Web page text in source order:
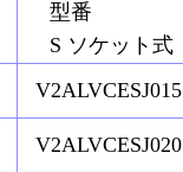
型番
S ソケット式
V2ALVCESJ015
V2ALVCESJ020